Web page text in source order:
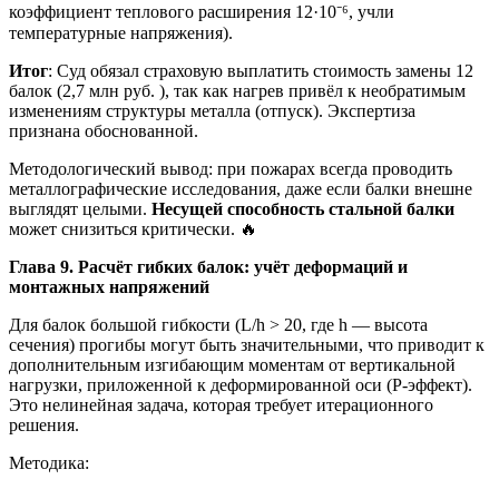
коэффициент теплового расширения 12·10⁻⁶, учли
температурные напряжения).
Итог: Суд обязал страховую выплатить стоимость замены 12
балок (2,7 млн руб. ), так как нагрев привёл к необратимым
изменениям структуры металла (отпуск). Экспертиза
признана обоснованной.
Методологический вывод: при пожарах всегда проводить
металлографические исследования, даже если балки внешне
выглядят целыми. Несущей способность стальной балки
может снизиться критически. 🔥
Глава 9. Расчёт гибких балок: учёт деформаций и
монтажных напряжений
Для балок большой гибкости (L/h > 20, где h — высота
сечения) прогибы могут быть значительными, что приводит к
дополнительным изгибающим моментам от вертикальной
нагрузки, приложенной к деформированной оси (P-эффект).
Это нелинейная задача, которая требует итерационного
решения.
Методика: